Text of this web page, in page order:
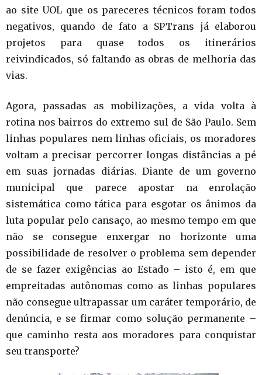
ao site UOL que os pareceres técnicos foram todos
negativos, quando de fato a SPTrans já elaborou
projetos para quase todos os itinerários
reivindicados, só faltando as obras de melhoria das
vias.
Agora, passadas as mobilizações, a vida volta à
rotina nos bairros do extremo sul de São Paulo. Sem
linhas populares nem linhas oficiais, os moradores
voltam a precisar percorrer longas distâncias a pé
em suas jornadas diárias. Diante de um governo
municipal que parece apostar na enrolação
sistemática como tática para esgotar os ânimos da
luta popular pelo cansaço, ao mesmo tempo em que
não se consegue enxergar no horizonte uma
possibilidade de resolver o problema sem depender
de se fazer exigências ao Estado – isto é, em que
empreitadas autônomas como as linhas populares
não consegue ultrapassar um caráter temporário, de
denúncia, e se firmar como solução permanente –
que caminho resta aos moradores para conquistar
seu transporte?